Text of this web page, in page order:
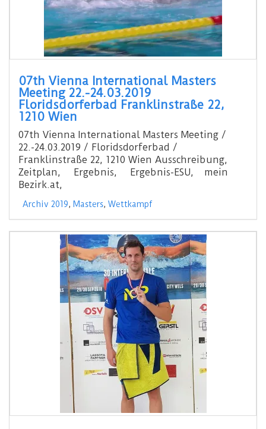
07th Vienna International Masters
Meeting 22.-24.03.2019
Floridsdorferbad Franklinstraße 22,
1210 Wien
07th Vienna International Masters Meeting /
22.-24.03.2019 / Floridsdorferbad /
Franklinstraße 22, 1210 Wien Ausschreibung,
Zeitplan, Ergebnis, Ergebnis-ESU, mein
Bezirk.at,
Archiv 2019, Masters, Wettkampf